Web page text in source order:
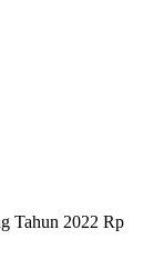
Tahun 2022 Rp